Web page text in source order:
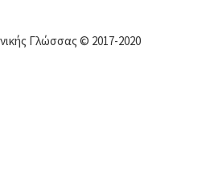
Γλώσσας © 2017-2020